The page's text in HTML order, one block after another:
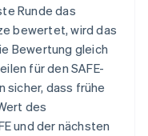
Runde das
bewertet, wird das
Bewertung gleich
für den SAFE-
sicher, dass frühe
des
und der nächsten